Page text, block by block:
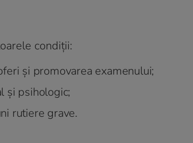
condiții:
și promovarea examenului;
și psihologic;
rutiere grave.